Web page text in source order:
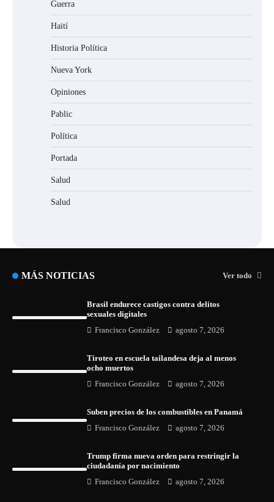
Guerra
Haití
Historia Política
Nueva York
Opiniones
Pablic
Política
Portada
Salud
Salud
MÁS NOTICIAS Ver todo
Brasil endurece castigos contra delitos
sexuales digitales
Francisco González agosto 7, 2026
Tiroteo en escuela tailandesa deja al menos
ocho muertos
Francisco González agosto 7, 2026
Suben precios de los combustibles en Panamá
Francisco González agosto 7, 2026
Trump firma nueva orden para restringir la
ciudadanía por nacimiento
Francisco González agosto 7, 2026